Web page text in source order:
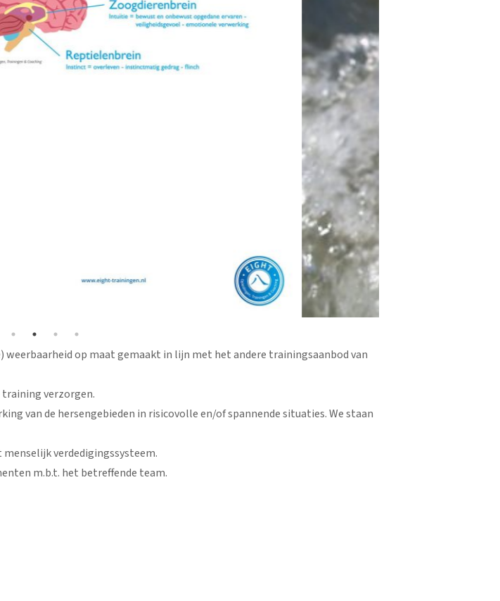
weerbaarheid op maat gemaakt in lijn met het andere trainingsaanbod van
training verzorgen.
van de hersengebieden in risicovolle en/of spannende situaties. We staan
verdedigingssysteem.
m.b.t. het betreffende team.